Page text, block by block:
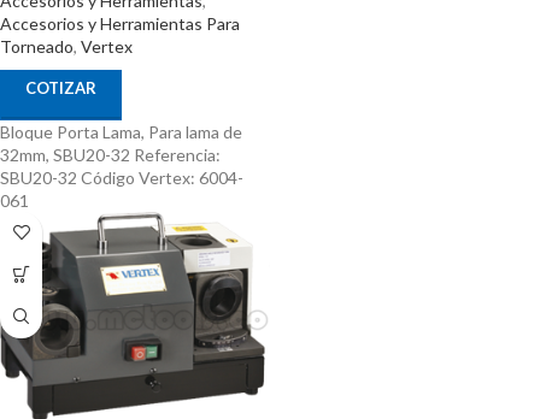
Accesorios y Herramientas Para
Torneado, Vertex
COTIZAR
Bloque Porta Lama, Para lama de
32mm, SBU20-32 Referencia:
SBU20-32 Código Vertex: 6004-
061